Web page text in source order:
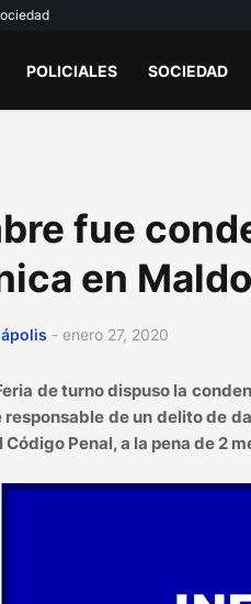
POLICIALES SOCIEDAD
fue
en
- enero 27, 2020
de turno dispuso la
de un delito de
Penal, a la pena de 2